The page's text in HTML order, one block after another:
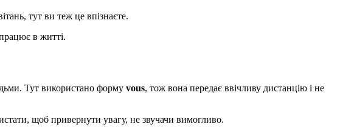
тут ви теж це впізнаєте.
в житті.
Тут використано форму vous, тож вона передає ввічливу дистанцію і не
щоб привернути увагу, не звучачи вимогливо.